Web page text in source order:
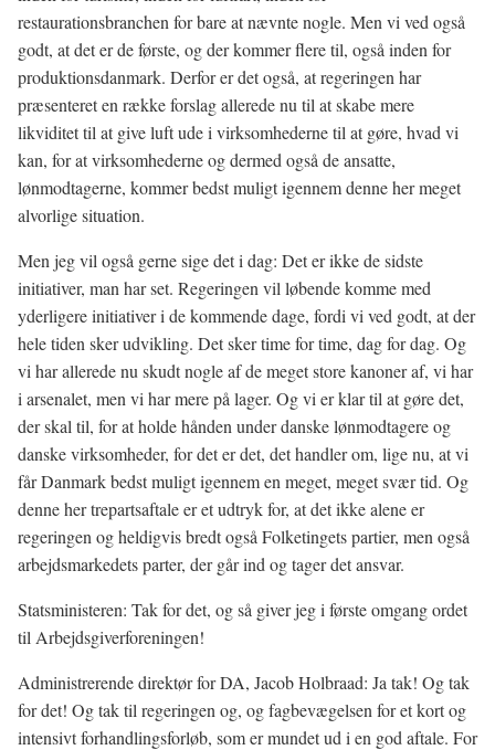
restaurationsbranchen for bare at nævnte nogle. Men vi ved også
godt, at det er de første, og der kommer flere til, også inden for
produktionsdanmark. Derfor er det også, at regeringen har
præsenteret en række forslag allerede nu til at skabe mere
likviditet til at give luft ude i virksomhederne til at gøre, hvad vi
kan, for at virksomhederne og dermed også de ansatte,
lønmodtagerne, kommer bedst muligt igennem denne her meget
alvorlige situation.
Men jeg vil også gerne sige det i dag: Det er ikke de sidste
initiativer, man har set. Regeringen vil løbende komme med
yderligere initiativer i de kommende dage, fordi vi ved godt, at der
hele tiden sker udvikling. Det sker time for time, dag for dag. Og
vi har allerede nu skudt nogle af de meget store kanoner af, vi har
i arsenalet, men vi har mere på lager. Og vi er klar til at gøre det,
der skal til, for at holde hånden under danske lønmodtagere og
danske virksomheder, for det er det, det handler om, lige nu, at vi
får Danmark bedst muligt igennem en meget, meget svær tid. Og
denne her trepartsaftale er et udtryk for, at det ikke alene er
regeringen og heldigvis bredt også Folketingets partier, men også
arbejdsmarkedets parter, der går ind og tager det ansvar.
Statsministeren: Tak for det, og så giver jeg i første omgang ordet
til Arbejdsgiverforeningen!
Administrerende direktør for DA, Jacob Holbraad: Ja tak! Og tak
for det! Og tak til regeringen og, og fagbevægelsen for et kort og
intensivt forhandlingsforløb, som er mundet ud i en god aftale. For